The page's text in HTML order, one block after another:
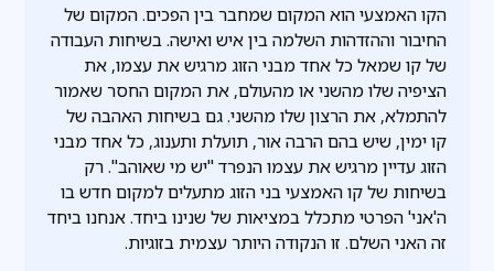
הקו האמצעי הוא המקום שמחבר בין הפכים. המקום של
החיבור וההזדהות השלמה בין איש ואישה. בשיחות העבודה
של קו שמאל כל אחד מבני הזוג מרגיש את עצמו, את
הציפיה שלו מהשני או מהעולם, את המקום החסר שאמור
להתמלא, את הרצון שלו מהשני. גם בשיחות האהבה של
קו ימין, שיש בהם הרבה אור, תועלת ותענוג, כל אחד מבני
הזוג עדיין מרגיש את עצמו הנפרד "יש מי שאוהב". רק
בשיחות של קו האמצעי בני הזוג מתעלים למקום חדש בו
ה'אני' הפרטי מתכלל במציאות של שנינו ביחד. אנחנו ביחד
זה האני השלם. זו הנקודה היותר עצמית בזוגיות.